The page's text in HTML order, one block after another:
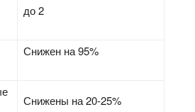
до 2
Снижен на 95%
Снижены на 20-25%